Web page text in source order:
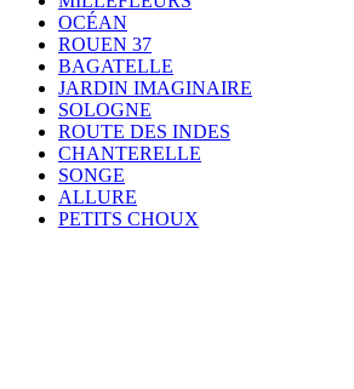
OCÉAN
ROUEN 37
BAGATELLE
JARDIN IMAGINAIRE
SOLOGNE
ROUTE DES INDES
CHANTERELLE
SONGE
ALLURE
PETITS CHOUX